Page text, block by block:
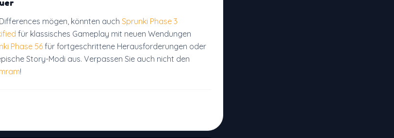
mögen, könnten auch Sprunki Phase 3
für klassisches Gameplay mit neuen Wendungen
Phase 56 für fortgeschrittene Herausforderungen oder
Story-Modi aus. Verpassen Sie auch nicht den
!